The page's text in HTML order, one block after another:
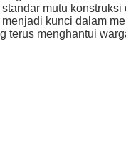
mutu konstruksi
kunci dalam
terus menghantui